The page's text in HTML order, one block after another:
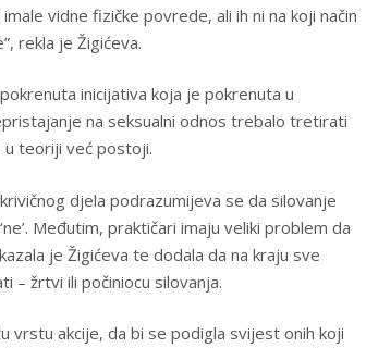
vidne fizičke povrede, ali ih ni na koji način
rekla je Žigićeva.
inicijativa koja je pokrenuta u
na seksualni odnos trebalo tretirati
u teoriji već postoji.
djela podrazumijeva se da silovanje
Međutim, praktičari imaju veliki problem da
je Žigićeva te dodala da na kraju sve
– žrtvi ili počiniocu silovanja.
vrstu akcije, da bi se podigla svijest onih koji